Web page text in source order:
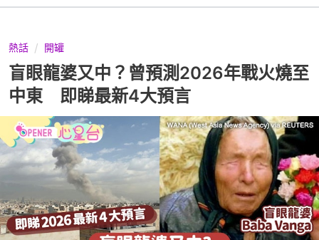
熱話 開罐
盲眼龍婆又中？曾預測2026年戰火燒至
中東 即睇最新4大預言